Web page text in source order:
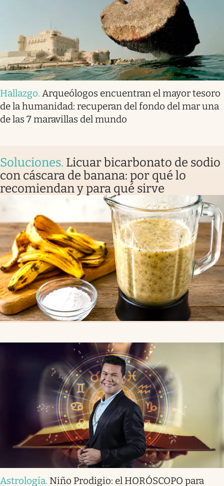
Hallazgo. Arqueólogos encuentran el mayor tesoro
de la humanidad: recuperan del fondo del mar una
de las 7 maravillas del mundo
Soluciones. Licuar bicarbonato de sodio
con cáscara de banana: por qué lo
recomiendan y para qué sirve
Astrología. Niño Prodigio: el HORÓSCOPO para